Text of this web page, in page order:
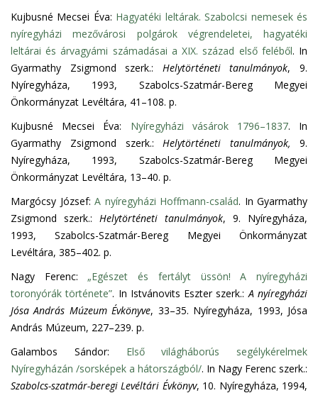
Kujbusné Mecsei Éva: Hagyatéki leltárak. Szabolcsi nemesek és
nyíregyházi mezővárosi polgárok végrendeletei, hagyatéki
leltárai és árvagyámi számadásai a XIX. század első feléből. In
Gyarmathy Zsigmond szerk.: Helytörténeti tanulmányok, 9.
Nyíregyháza, 1993, Szabolcs-Szatmár-Bereg Megyei
Önkormányzat Levéltára, 41–108. p.
Kujbusné Mecsei Éva: Nyíregyházi vásárok 1796–1837. In
Gyarmathy Zsigmond szerk.:Helytörténeti tanulmányok, 9.
Nyíregyháza, 1993, Szabolcs-Szatmár-Bereg Megyei
Önkormányzat Levéltára, 13–40. p.
Margócsy József: A nyíregyházi Hoffmann-család. In Gyarmathy
Zsigmond szerk.: Helytörténeti tanulmányok, 9. Nyíregyháza,
1993, Szabolcs-Szatmár-Bereg Megyei Önkormányzat
Levéltára, 385–402. p.
Nagy Ferenc: „Egészet és fertályt üssön! A nyíregyházi
toronyórák története”. In Istvánovits Eszter szerk.:A nyíregyházi
Jósa András Múzeum Évkönyve, 33–35. Nyíregyháza, 1993, Jósa
András Múzeum, 227–239. p.
Galambos Sándor: Első világháborús segélykérelmek
Nyíregyházán /sorsképek a hátországból/. In Nagy Ferenc szerk.:
Szabolcs-szatmár-beregi Levéltári Évkönyv, 10. Nyíregyháza, 1994,